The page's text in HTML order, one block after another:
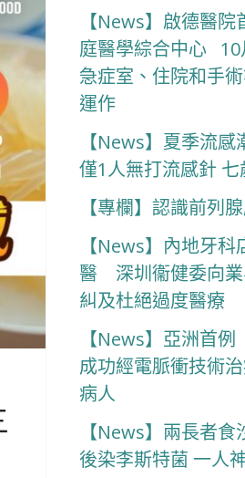
【News】啟德醫
庭醫學綜合中心 10
急症室、住院和手
運作
【News】夏季流
僅1人無打流感針
【專欄】認識前列
【News】內地牙
醫 深圳衞健委向業
糾及杜絕過度醫療
【News】亞洲首
成功經電脈衝技術
病人
【News】兩長者
後染李斯特菌 一人